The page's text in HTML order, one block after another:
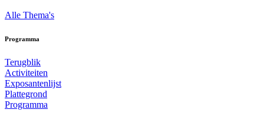
Alle Thema's
Programma
Terugblik
Activiteiten
Exposantenlijst
Plattegrond
Programma